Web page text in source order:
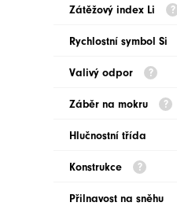
Zátěžový index Li
Rychlostní symbol Si
Valivý odpor
Záběr na mokru
Hlučnostní třída
Konstrukce
Přilnavost na sněhu